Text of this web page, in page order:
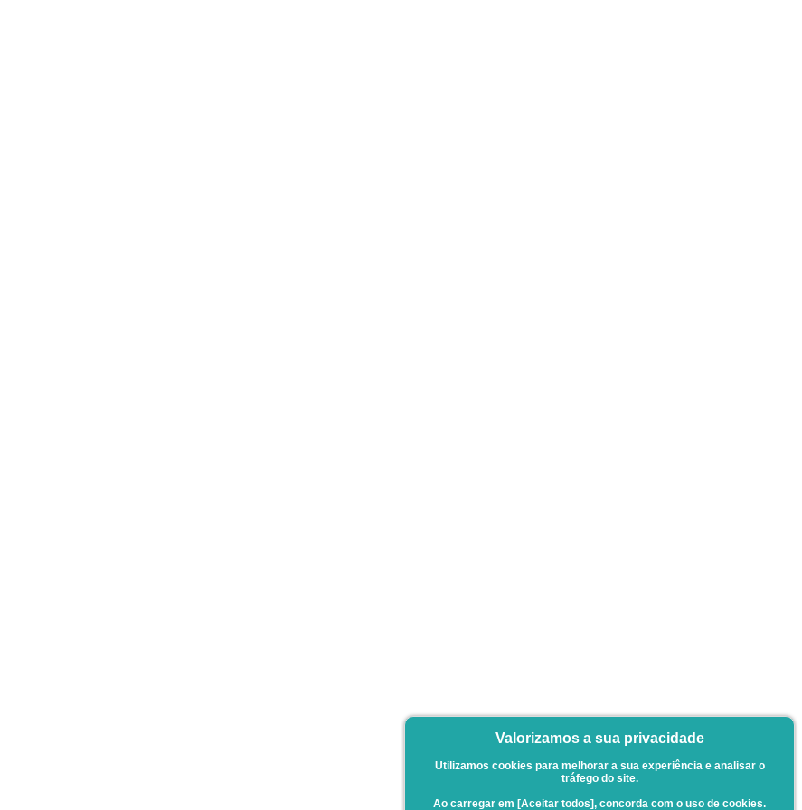
Valorizamos a sua privacidade
Utilizamos cookies para melhorar a sua experiência e analisar o
tráfego do site.
Ao carregar em [Aceitar todos], concorda com o uso de cookies.